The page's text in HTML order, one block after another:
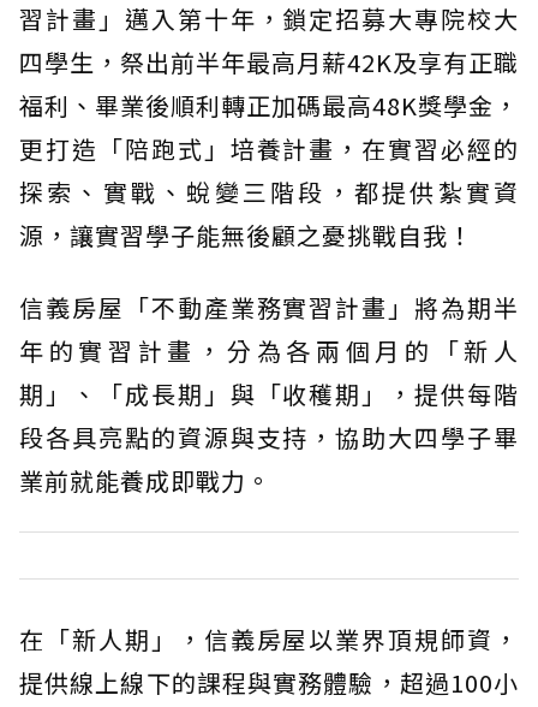
習計畫」邁入第十年，鎖定招募大專院校大
四學生，祭出前半年最高月薪42K及享有正職
福利、畢業後順利轉正加碼最高48K獎學金，
更打造「陪跑式」培養計畫，在實習必經的
探索、實戰、蛻變三階段，都提供紮實資
源，讓實習學子能無後顧之憂挑戰自我！
信義房屋「不動產業務實習計畫」將為期半
年的實習計畫，分為各兩個月的「新人
期」、「成長期」與「收穫期」，提供每階
段各具亮點的資源與支持，協助大四學子畢
業前就能養成即戰力。
在「新人期」，信義房屋以業界頂規師資，
提供線上線下的課程與實務體驗，超過100小